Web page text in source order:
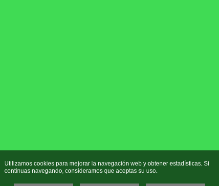
Utilizamos cookies para mejorar la navegación web y obtener estadísticas. Si
continuas navegando, consideramos que aceptas su uso.